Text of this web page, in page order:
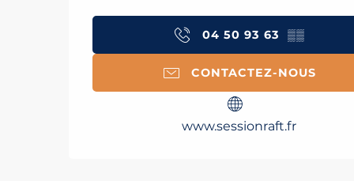
04 50 93 63 ▒▒
CONTACTEZ-NOUS
www.sessionraft.fr